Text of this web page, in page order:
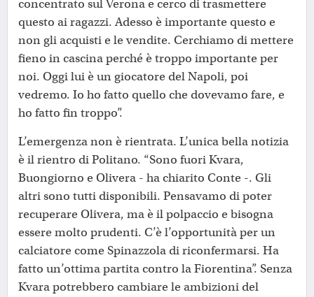
concentrato sul Verona e cerco di trasmettere
questo ai ragazzi. Adesso è importante questo e
non gli acquisti e le vendite. Cerchiamo di mettere
fieno in cascina perché è troppo importante per
noi. Oggi lui è un giocatore del Napoli, poi
vedremo. Io ho fatto quello che dovevamo fare, e
ho fatto fin troppo”.
L’emergenza non è rientrata. L’unica bella notizia
è il rientro di Politano. “Sono fuori Kvara,
Buongiorno e Olivera - ha chiarito Conte -. Gli
altri sono tutti disponibili. Pensavamo di poter
recuperare Olivera, ma è il polpaccio e bisogna
essere molto prudenti. C’è l’opportunità per un
calciatore come Spinazzola di riconfermarsi. Ha
fatto un’ottima partita contro la Fiorentina”. Senza
Kvara potrebbero cambiare le ambizioni del